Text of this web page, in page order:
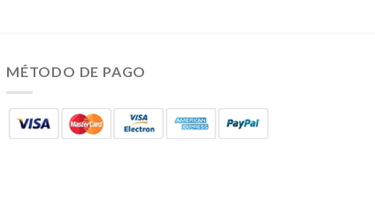
MÉTODO DE PAGO